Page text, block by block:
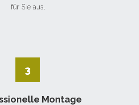
für Sie aus.
3
Montage